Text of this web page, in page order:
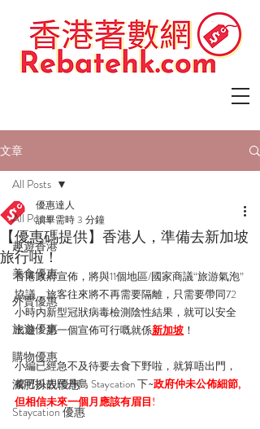
文章
All Posts
趣遊香港
美食優惠
外賣優惠
旅遊優惠
購物優惠
減肥扮靚優惠
Staycation 優惠
All Posts
【優惠碼提供】香港人，準備去新加坡
旅行啦！
優惠達人
讀畢需時 3 分鐘
香港政府宣佈，將與11個地區/國家商議“旅游氣泡”
協議，旅客往來將不再需要隔離，只需要帶同72
小時内新型冠狀病毒檢測陰性結果，就可以安全
出遊！第一個宣佈可行嘅就係新加坡 ！
小編已經急不及待要去食下野啦，就算唔出門，
都可以去民丹島 Staycation 下~政府仲未公佈細節,
但相信未來一個月應該有眉目!